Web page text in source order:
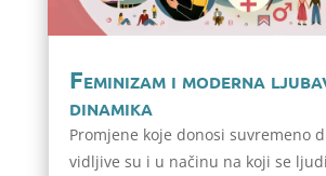
Feminizam i moderna
dinamika
Promjene koje donosi suvremeno
vidljive su i u načinu na koji se